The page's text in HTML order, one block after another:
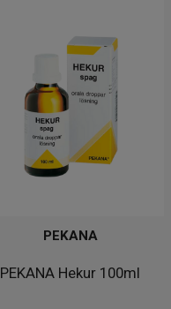
PEKANA Hekur 100ml
PEKANA